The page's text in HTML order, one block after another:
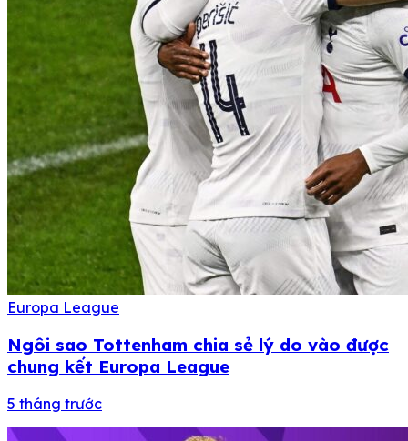
Europa League
Ngôi sao Tottenham chia sẻ lý do vào được
chung kết Europa League
5 tháng trước